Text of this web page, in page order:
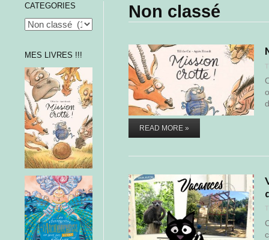
Non classé
READ MORE »
CATEGORIES
MES LIVRES !!!